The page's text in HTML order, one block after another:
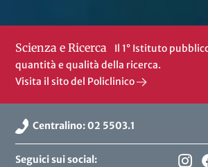
Scienza e Ricerca
Il 1° Istituto
quantità e qualità della ricerca.
Visita il sito del Policlinico
Centralino: 02 5503.1
Seguici sui social: